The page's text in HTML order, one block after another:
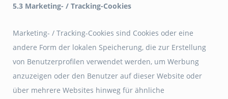
5.3 Marketing- / Tracking-Cookies
Marketing- / Tracking-Cookies sind Cookies oder eine
andere Form der lokalen Speicherung, die zur Erstellung
von Benutzerprofilen verwendet werden, um Werbung
anzuzeigen oder den Benutzer auf dieser Website oder
über mehrere Websites hinweg für ähnliche